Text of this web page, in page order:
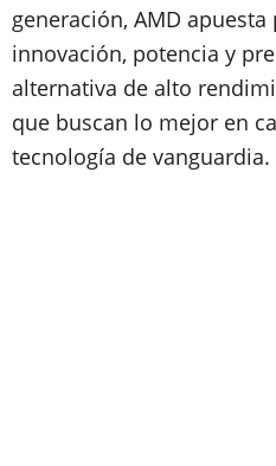
generación, AMD
innovación, potencia y
alternativa de alto
que buscan lo mejor en
tecnología de vanguardia.